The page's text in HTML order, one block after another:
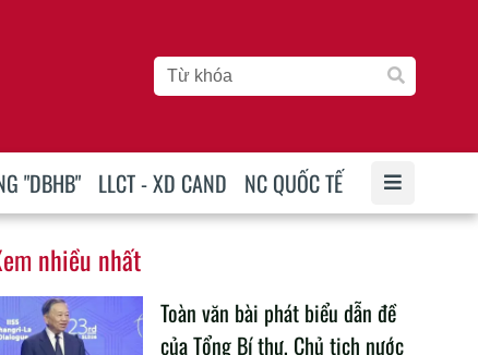
"DBHB" LLCT - XD CAND NC QUỐC TẾ
nhiều nhất
Toàn văn bài phát biểu dẫn đề
của Tổng Bí thư, Chủ tịch nước